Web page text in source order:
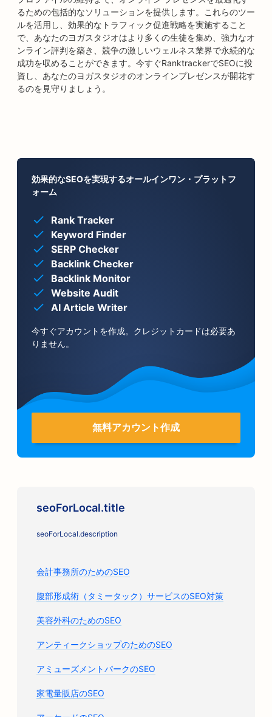
るための包括的なソリューションを提供します。これらのツー
ルを活用し、効果的なトラフィック促進戦略を実施すること
で、あなたのヨガスタジオはより多くの生徒を集め、強力なオ
ンライン評判を築き、競争の激しいウェルネス業界で永続的な
成功を収めることができます。今すぐRanktrackerでSEOに投
資し、あなたのヨガスタジオのオンラインプレゼンスが開花す
るのを見守りましょう。
効果的なSEOを実現するオールインワン・プラットフ
ォーム
Rank Tracker
Keyword Finder
SERP Checker
Backlink Checker
Backlink Monitor
Website Audit
AI Article Writer
今すぐアカウントを作成。クレジットカードは必要あ
りません。
無料アカウント作成
seoForLocal.title
seoForLocal.description
会計事務所のためのSEO
腹部形成術（タミータック）サービスのSEO対策
美容外科のためのSEO
アンティークショップのためのSEO
アミューズメントパークのSEO
家電量販店のSEO